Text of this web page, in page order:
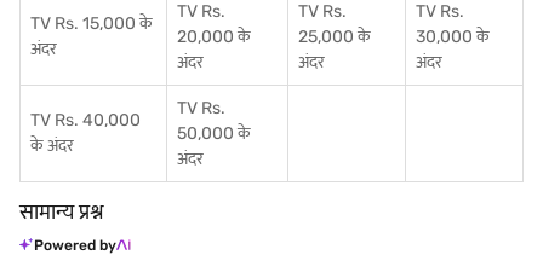
TV Rs. 15,000 के
अंदर
TV Rs.
20,000 के
अंदर
TV Rs.
25,000 के
अंदर
TV Rs.
30,000 के
अंदर
TV Rs. 40,000
के अंदर
TV Rs.
50,000 के
अंदर
सामान्य प्रश्न
Powered by